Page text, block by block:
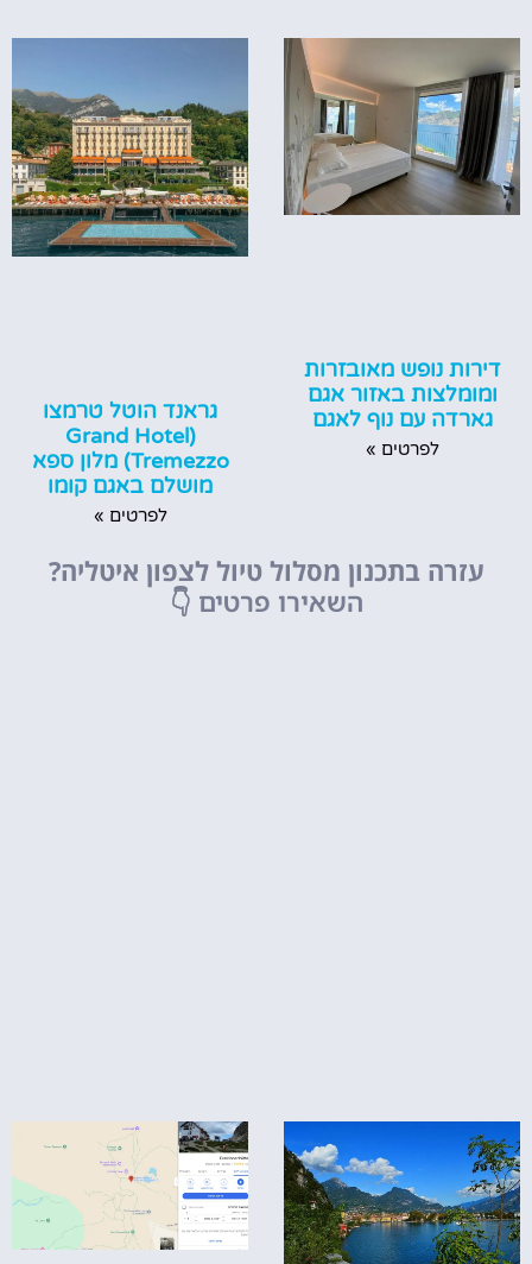
דירות נופש מאובזרות
ומומלצות באזור אגם
גארדה עם נוף לאגם
לפרטים »
גראנד הוטל טרמצו
(‪Grand Hotel
Tremezzo‬) מלון ספא
מושלם באגם קומו
לפרטים »
עזרה בתכנון מסלול טיול לצפון איטליה?
השאירו פרטים 👇